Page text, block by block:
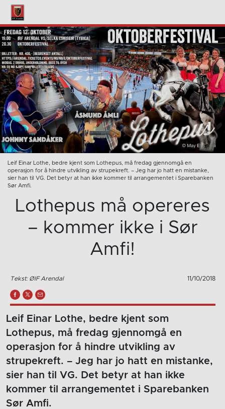
Leif Einar Lothe, bedre kjent som Lothepus, må fredag gjennomgå en
operasjon for å hindre utvikling av strupekreft. – Jeg har jo hatt en mistanke,
sier han til VG. Det betyr at han ikke kommer til arrangementet i Sparebanken
Sør Amfi.
Lothepus må opereres
– kommer ikke i Sør
Amfi!
Tekst: ØIF Arendal 11/10/2018
Leif Einar Lothe, bedre kjent som
Lothepus, må fredag gjennomgå en
operasjon for å hindre utvikling av
strupekreft. – Jeg har jo hatt en mistanke,
sier han til VG. Det betyr at han ikke
kommer til arrangementet i Sparebanken
Sør Amfi.